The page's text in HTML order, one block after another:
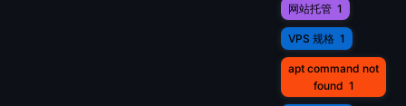
网站托管 1
VPS 规格 1
apt command not
found 1